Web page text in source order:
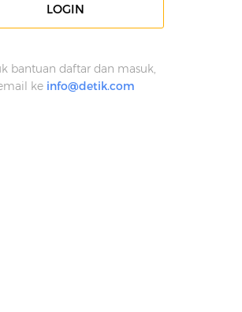
LOGIN
bantuan daftar dan masuk,
ke info@detik.com